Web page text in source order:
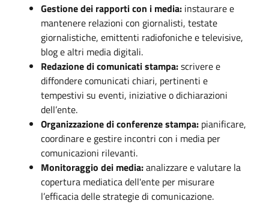
Gestione dei rapporti con i media: instaurare e
mantenere relazioni con giornalisti, testate
giornalistiche, emittenti radiofoniche e televisive,
blog e altri media digitali.
Redazione di comunicati stampa:scrivere e
diffondere comunicati chiari, pertinenti e
tempestivi su eventi, iniziative o dichiarazioni
dell’ente.
Organizzazione di conferenze stampa: pianificare,
coordinare e gestire incontri con i media per
comunicazioni rilevanti.
Monitoraggio dei media:analizzare e valutare la
copertura mediatica dell'ente per misurare
l’efficacia delle strategie di comunicazione.